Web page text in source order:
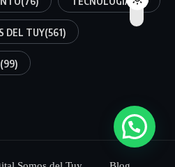
DEL TUY(561)
(99)